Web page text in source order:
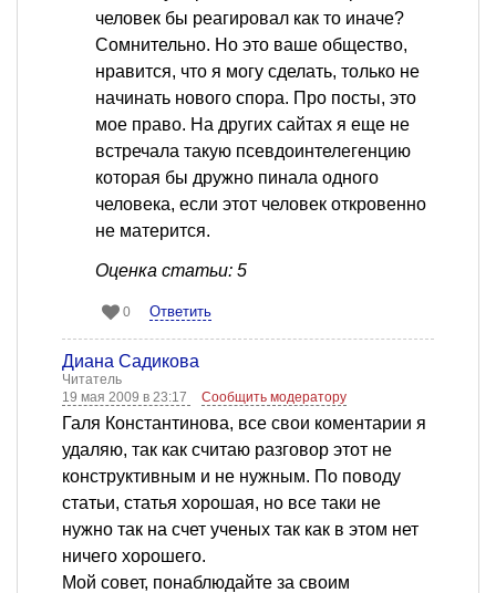
человек бы реагировал как то иначе?
Сомнительно. Но это ваше общество,
нравится, что я могу сделать, только не
начинать нового спора. Про посты, это
мое право. На других сайтах я еще не
встречала такую псевдоинтелегенцию
которая бы дружно пинала одного
человека, если этот человек откровенно
не матерится.
Оценка статьи: 5
0 Ответить
Диана Садикова
Читатель
19 мая 2009 в 23:17
Сообщить модератору
Галя Константинова, все свои коментарии я
удаляю, так как считаю разговор этот не
конструктивным и не нужным. По поводу
статьи, статья хорошая, но все таки не
нужно так на счет ученых так как в этом нет
ничего хорошего.
Мой совет, понаблюдайте за своим